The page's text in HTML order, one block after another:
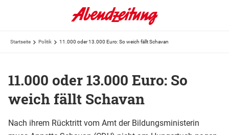
Startseite Politik 11.000 oder 13.000 Euro: So weich fällt Schavan
11.000 oder 13.000 Euro: So
weich fällt Schavan
Nach ihrem Rücktritt vom Amt der Bildungsministerin